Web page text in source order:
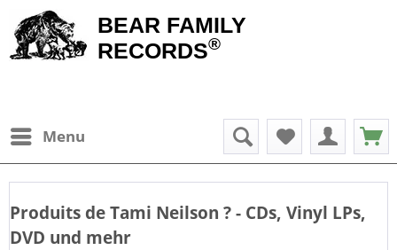
BEAR FAMILY
RECORDS®
Menu
Produits deTami Neilson ? - CDs, Vinyl LPs,
DVD und mehr